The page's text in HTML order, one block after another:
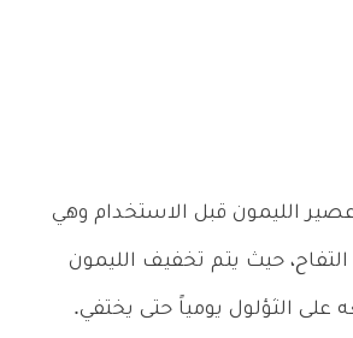
الليمون قبل الاستخدام وهي
حيث يتم تخفيف الليمون
على الثؤلول يومياً حتى يختفي.